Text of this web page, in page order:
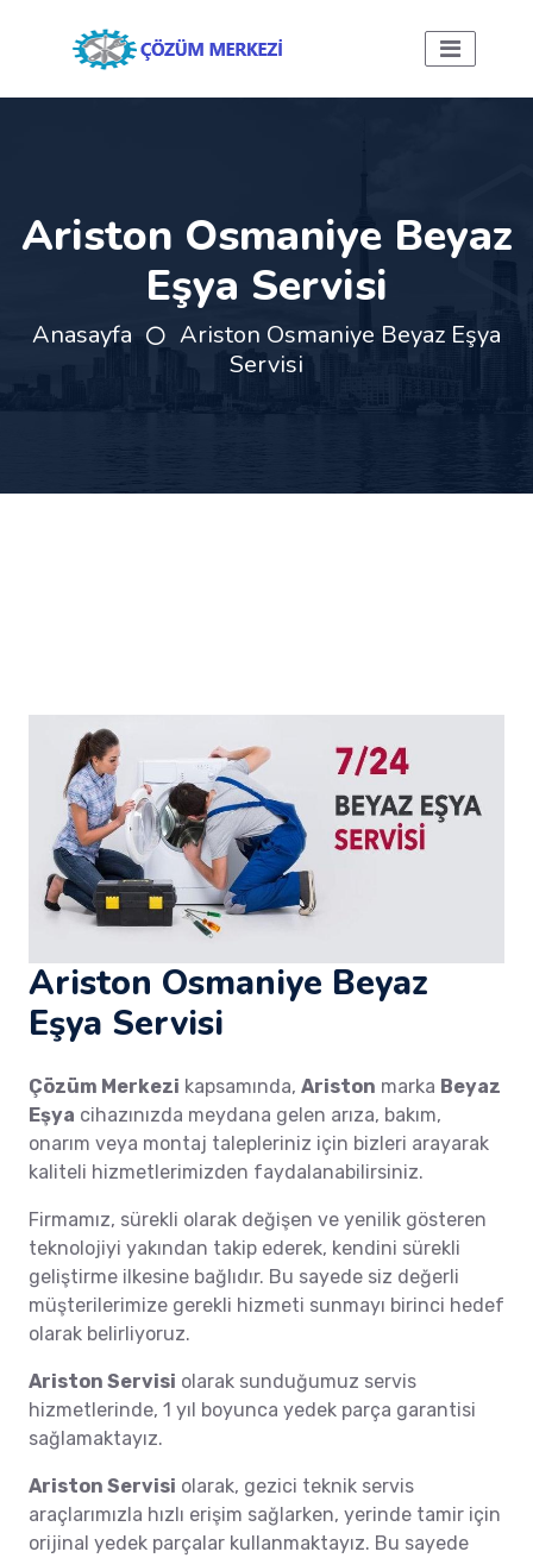
Ariston Osmaniye Beyaz
Eşya Servisi
Anasayfa
Ariston Osmaniye Beyaz Eşya
Servisi
Ariston Osmaniye Beyaz
Eşya Servisi
Çözüm Merkezi kapsamında, Ariston marka Beyaz
Eşya cihazınızda meydana gelen arıza, bakım,
onarım veya montaj talepleriniz için bizleri arayarak
kaliteli hizmetlerimizden faydalanabilirsiniz.
Firmamız, sürekli olarak değişen ve yenilik gösteren
teknolojiyi yakından takip ederek, kendini sürekli
geliştirme ilkesine bağlıdır. Bu sayede siz değerli
müşterilerimize gerekli hizmeti sunmayı birinci hedef
olarak belirliyoruz.
Ariston Servisi olarak sunduğumuz servis
hizmetlerinde, 1 yıl boyunca yedek parça garantisi
sağlamaktayız.
Ariston Servisi olarak, gezici teknik servis
araçlarımızla hızlı erişim sağlarken, yerinde tamir için
orijinal yedek parçalar kullanmaktayız. Bu sayede